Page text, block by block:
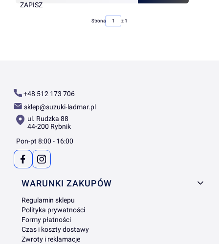
ZAPISZ
Strona z 1
+48 512 173 706
sklep@suzuki-ladmar.pl
ul. Rudzka 88
44-200 Rybnik
Pon-pt 8:00 - 16:00
Linki w stopce
WARUNKI ZAKUPÓW
Regulamin sklepu
Polityka prywatności
Formy płatności
Czas i koszty dostawy
Zwroty i reklamacje